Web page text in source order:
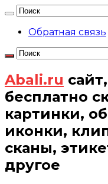
Обратная связь
Abali.ru
бесплатно
картинки,
иконки,
сканы,
другое